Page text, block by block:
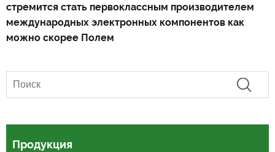
стремится стать первоклассным производителем
международных электронных компонентов как
можно скорее Полем
Продукция